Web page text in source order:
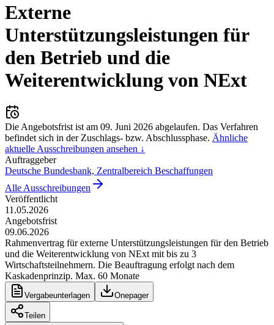
Externe
Unterstützungsleistungen für
den Betrieb und die
Weiterentwicklung von NExt
Die Angebotsfrist ist am 09. Juni 2026 abgelaufen. Das Verfahren
befindet sich in der Zuschlags- bzw. Abschlussphase. Ähnliche
aktuelle Ausschreibungen ansehen ↓
Auftraggeber
Deutsche Bundesbank, Zentralbereich Beschaffungen
Alle Ausschreibungen
Veröffentlicht
11.05.2026
Angebotsfrist
09.06.2026
Rahmenvertrag für externe Unterstützungsleistungen für den Betrieb
und die Weiterentwicklung von NExt mit bis zu 3
Wirtschaftsteilnehmern. Die Beauftragung erfolgt nach dem
Kaskadenprinzip. Max. 60 Monate
Vergabeunterlagen Onepager
Teilen